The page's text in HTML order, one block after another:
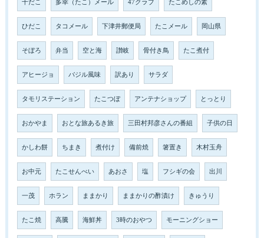
干だこ 多幸（たこ）メール 47クラブ たこめしの素
ひだこ タコメール 下津井郵便局 たこメール 岡山県
そぼろ 弁当 空と海 讃岐 骨付き鳥 たこ煮付
アヒージョ バジル風味 訳あり サラダ
タモリステーション たこつぼ アンテナショップ とっとり
おかやま おとな旅あるき旅 三田村邦彦さんの番組 子供の日
かしわ餅 ちまき 煮付け 備前焼 箸置き 木村玉舟
お中元 たこせんべい あおさ 塩 フシギの会 出川
一茂 ホラン ままかり ままかりの酢漬け きゅうり
たこ焼 高騰 海鮮丼 3時のおやつ モーニングショー